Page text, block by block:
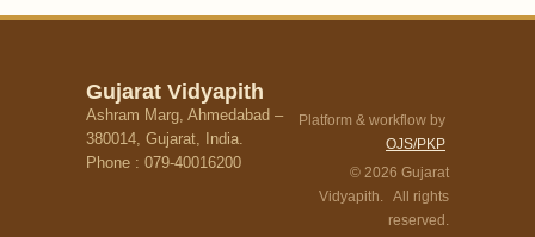
Gujarat Vidyapith
Ashram Marg, Ahmedabad –
380014, Gujarat, India.
Phone : 079-40016200
Platform & workflow by
OJS/PKP
© 2026 Gujarat
Vidyapith. All rights
reserved.